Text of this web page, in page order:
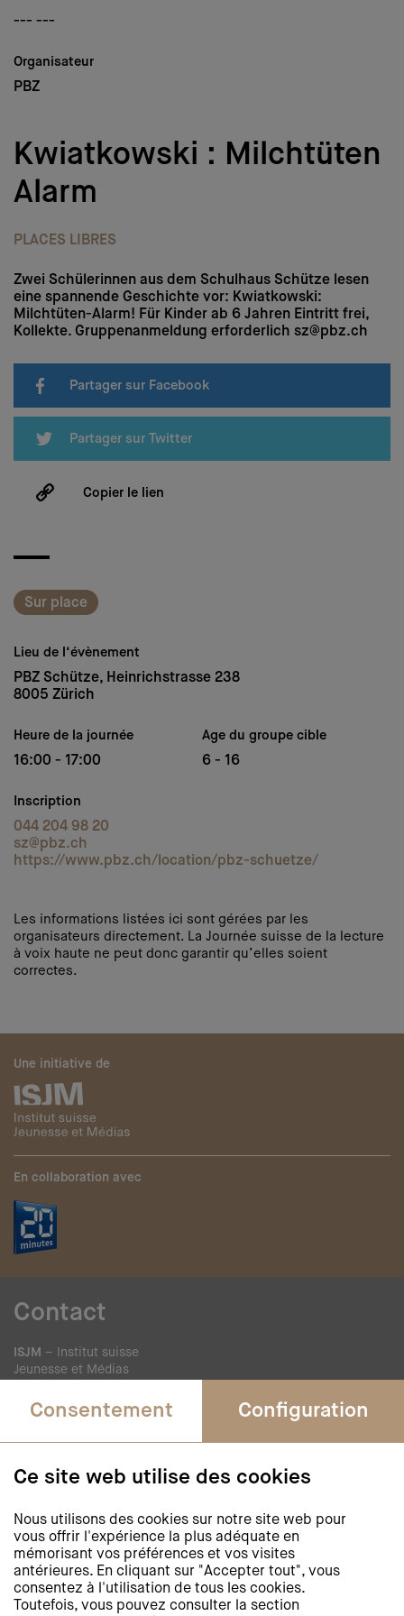
DE – FR – IT
--- ---
Organisateur
PBZ
Kwiatkowski : Milchtüten
Alarm
PLACES LIBRES
Zwei Schülerinnen aus dem Schulhaus Schütze lesen
eine spannende Geschichte vor: Kwiatkowski:
Milchtüten-Alarm! Für Kinder ab 6 Jahren Eintritt frei,
Kollekte. Gruppenanmeldung erforderlich sz@pbz.ch
Partager sur Facebook
Partager sur Twitter
Copier le lien
Sur place
Lieu de l‘évènement
PBZ Schütze, Heinrichstrasse 238
8005 Zürich
Heure de la journée
16:00 - 17:00
Age du groupe cible
6 - 16
Inscription
044 204 98 20
sz@pbz.ch
https://www.pbz.ch/location/pbz-schuetze/
Les informations listées ici sont gérées par les
organisateurs directement. La Journée suisse de la lecture
à voix haute ne peut donc garantir qu’elles soient
correctes.
Consentement Configuration
Ce site web utilise des cookies
Nous utilisons des cookies sur notre site web pour
vous offrir l'expérience la plus adéquate en
mémorisant vos préférences et vos visites
antérieures. En cliquant sur "Accepter tout", vous
consentez à l'utilisation de tous les cookies.
Toutefois, vous pouvez consulter la section
Une initiative de
En collaboration avec
Contact
ISJM – Institut suisse
Jeunesse et Médias
Rue Saint-Etienne 4
Fax +41 43 268 39 09
Newsletter
Restez informés et
abonnez-vous à notre newsletter